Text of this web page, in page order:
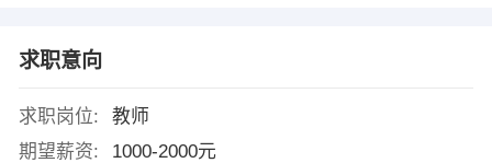
求职意向
求职岗位:
教师
期望薪资:
1000-2000元